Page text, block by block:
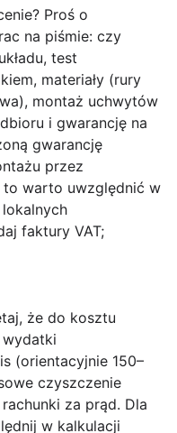
Proś o
na piśmie: czy
test
materiały (rury
montaż uchwytów
i gwarancję na
gwarancję
przez
warto uwzględnić w
faktury VAT;
że do kosztu
(orientacyjnie 150–
czyszczenie
za prąd. Dla
w kalkulacji